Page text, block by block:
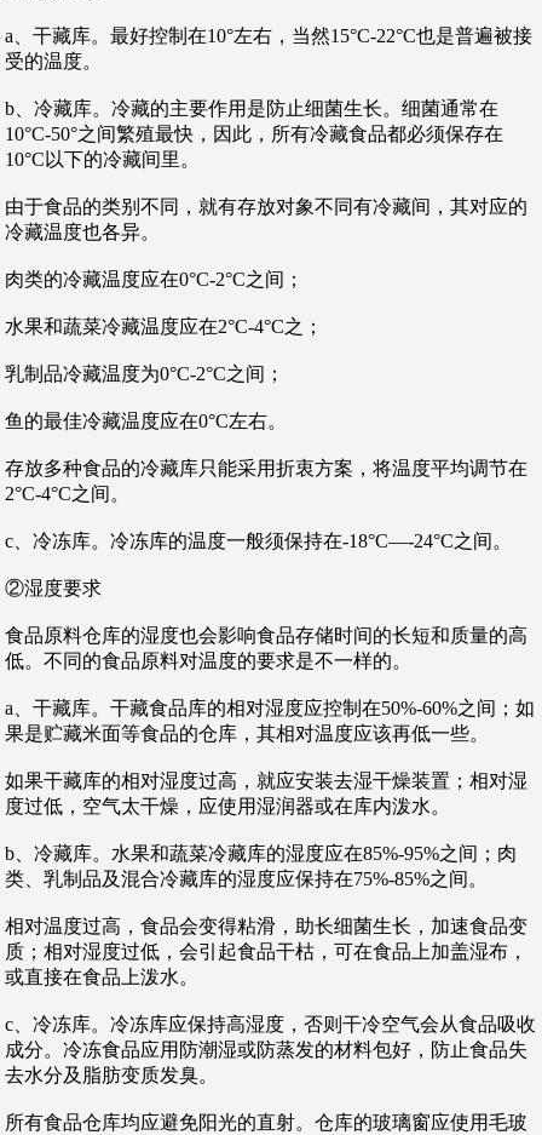
a、干藏库。最好控制在10°左右，当然15°C-22°C也是普遍被接
受的温度。
b、冷藏库。冷藏的主要作用是防止细菌生长。细菌通常在
10°C-50°之间繁殖最快，因此，所有冷藏食品都必须保存在
10°C以下的冷藏间里。
由于食品的类别不同，就有存放对象不同有冷藏间，其对应的
冷藏温度也各异。
肉类的冷藏温度应在0°C-2°C之间；
水果和蔬菜冷藏温度应在2°C-4°C之；
乳制品冷藏温度为0°C-2°C之间；
鱼的最佳冷藏温度应在0°C左右。
存放多种食品的冷藏库只能采用折衷方案，将温度平均调节在
2°C-4°C之间。
c、冷冻库。冷冻库的温度一般须保持在-18°C—-24°C之间。
②湿度要求
食品原料仓库的湿度也会影响食品存储时间的长短和质量的高
低。不同的食品原料对温度的要求是不一样的。
a、干藏库。干藏食品库的相对湿度应控制在50%-60%之间；如
果是贮藏米面等食品的仓库，其相对温度应该再低一些。
如果干藏库的相对湿度过高，就应安装去湿干燥装置；相对湿
度过低，空气太干燥，应使用湿润器或在库内泼水。
b、冷藏库。水果和蔬菜冷藏库的湿度应在85%-95%之间；肉
类、乳制品及混合冷藏库的湿度应保持在75%-85%之间。
相对温度过高，食品会变得粘滑，助长细菌生长，加速食品变
质；相对湿度过低，会引起食品干枯，可在食品上加盖湿布，
或直接在食品上泼水。
c、冷冻库。冷冻库应保持高湿度，否则干冷空气会从食品吸收
成分。冷冻食品应用防潮湿或防蒸发的材料包好，防止食品失
去水分及脂肪变质发臭。
所有食品仓库均应避免阳光的直射。仓库的玻璃窗应使用毛玻